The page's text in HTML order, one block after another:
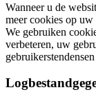
Wanneer u de
meer cookies op uw
We gebruiken
verbeteren, uw